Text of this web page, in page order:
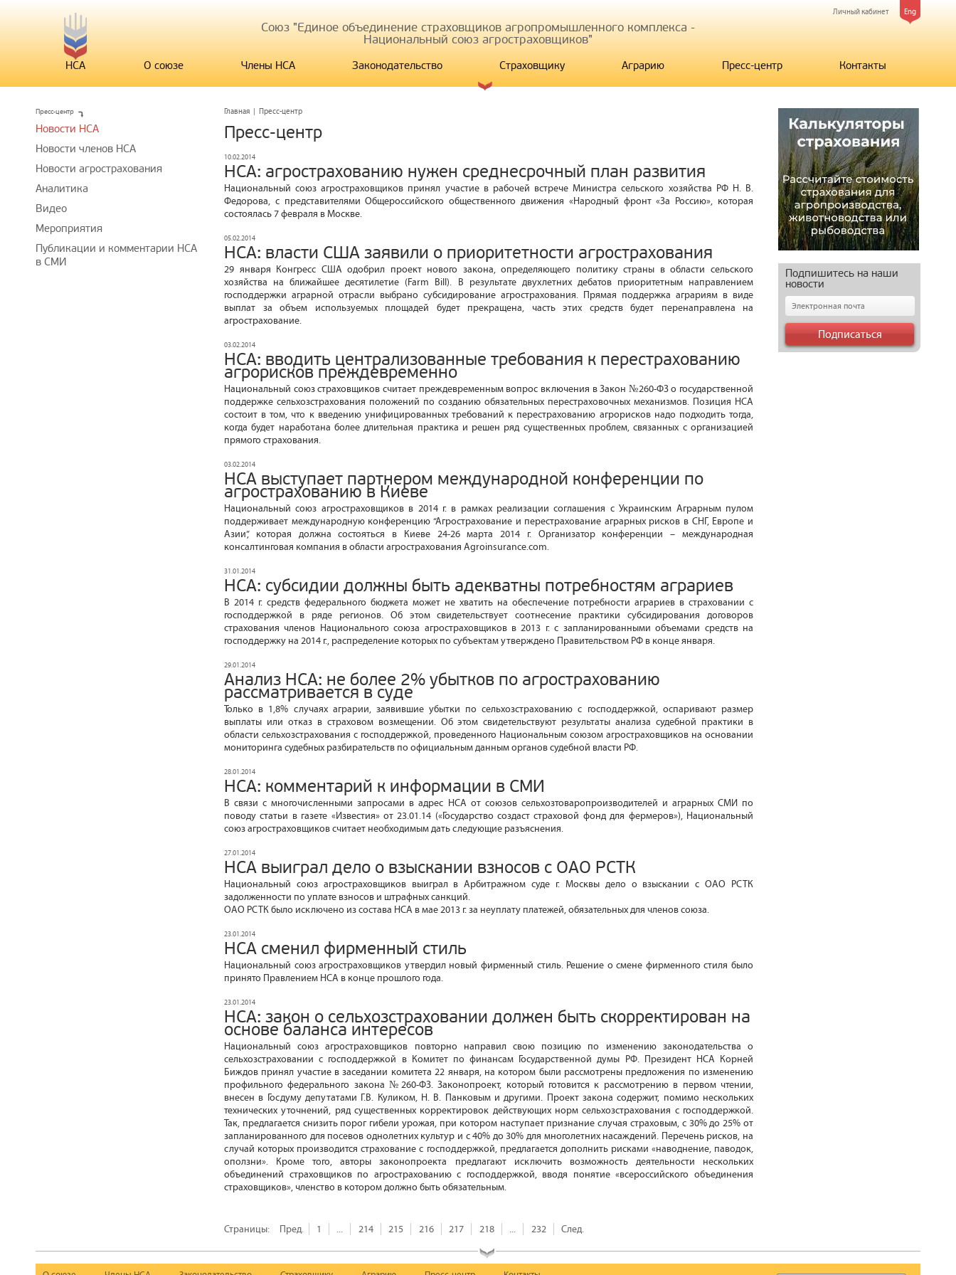
Eng
Личный кабинет
Союз "Единое объединение страховщиков агропромышленного комплекса -
Национальный союз агростраховщиков"
НСА О союзе Члены НСА Законодательство Страховщику Аграрию Пресс-центр Контакты
Главная | Пресс-центр
Пресс-центр
10.02.2014
НСА: агрострахованию нужен среднесрочный план развития
Национальный союз агростраховщиков принял участие в рабочей встрече Министра сельского хозяйства РФ Н. В.
Федорова, с представителями Общероссийского общественного движения «Народный фронт «За Россию», которая
состоялась 7 февраля в Москве.
05.02.2014
НСА: власти США заявили о приоритетности агрострахования
29 января Конгресс США одобрил проект нового закона, определяющего политику страны в области сельского
хозяйства на ближайшее десятилетие (Farm Bill). В результате двухлетних дебатов приоритетным направлением
господдержки аграрной отрасли выбрано субсидирование агрострахования. Прямая поддержка аграриям в виде
выплат за объем используемых площадей будет прекращена, часть этих средств будет перенаправлена на
агрострахование.
03.02.2014
НСА: вводить централизованные требования к перестрахованию
агрорисков преждевременно
Национальный союз страховщиков считает преждевременным вопрос включения в Закон №260-ФЗ о государственной
поддержке сельхозстрахования положений по созданию обязательных перестраховочных механизмов. Позиция НСА
состоит в том, что к введению унифицированных требований к перестрахованию агрорисков надо подходить тогда,
когда будет наработана более длительная практика и решен ряд существенных проблем, связанных с организацией
прямого страхования.
03.02.2014
НСА выступает партнером международной конференции по
агрострахованию в Киеве
Национальный союз агростраховщиков в 2014 г. в рамках реализации соглашения с Украинским Аграрным пулом
поддерживает международную конференцию “Агрострахование и перестрахование аграрных рисков в СНГ, Европе и
Азии”, которая должна состояться в Киеве 24-26 марта 2014 г. Организатор конференции – международная
консалтинговая компания в области агрострахования Agroinsurance.com.
31.01.2014
НСА: субсидии должны быть адекватны потребностям аграриев
В 2014 г. средств федерального бюджета может не хватить на обеспечение потребности аграриев в страховании с
господдержкой в ряде регионов. Об этом свидетельствует соотнесение практики субсидирования договоров
страхования членов Национального союза агростраховщиков в 2013 г. с запланированными объемами средств на
господдержку на 2014 г., распределение которых по субъектам утверждено Правительством РФ в конце января.
29.01.2014
Анализ НСА: не более 2% убытков по агрострахованию
рассматривается в суде
Только в 1,8% случаях аграрии, заявившие убытки по сельхозстрахованию с господдержкой, оспаривают размер
выплаты или отказ в страховом возмещении. Об этом свидетельствуют результаты анализа судебной практики в
области сельхозстрахования с господдержкой, проведенного Национальным союзом агростраховщиков на основании
мониторинга судебных разбирательств по официальным данным органов судебной власти РФ.
28.01.2014
НСА: комментарий к информации в СМИ
В связи с многочисленными запросами в адрес НСА от союзов сельхозтоваропроизводителей и аграрных СМИ по
поводу статьи в газете «Известия» от 23.01.14 («Государство создаст страховой фонд для фермеров»), Национальный
союз агростраховщиков считает необходимым дать следующие разъяснения.
27.01.2014
НСА выиграл дело о взыскании взносов с ОАО РСТК
Национальный союз агростраховщиков выиграл в Арбитражном суде г. Москвы дело о взыскании с ОАО РСТК
задолженности по уплате взносов и штрафных санкций.
ОАО РСТК было исключено из состава НСА в мае 2013 г. за неуплату платежей, обязательных для членов союза.
23.01.2014
НСА сменил фирменный стиль
Национальный союз агростраховщиков утвердил новый фирменный стиль. Решение о смене фирменного стиля было
принято Правлением НСА в конце прошлого года.
23.01.2014
НСА: закон о сельхозстраховании должен быть скорректирован на
основе баланса интересов
Национальный союз агростраховщиков повторно направил свою позицию по изменению законодательства о
сельхозстраховании с господдержкой в Комитет по финансам Государственной думы РФ. Президент НСА Корней
Биждов принял участие в заседании комитета 22 января, на котором были рассмотрены предложения по изменению
профильного федерального закона №260-ФЗ. Законопроект, который готовится к рассмотрению в первом чтении,
внесен в Госдуму депутатами Г.В. Куликом, Н. В. Панковым и другими. Проект закона содержит, помимо нескольких
технических уточнений, ряд существенных корректировок действующих норм сельхозстрахования с господдержкой.
Так, предлагается снизить порог гибели урожая, при котором наступает признание случая страховым, с 30% до 25% от
запланированного для посевов однолетних культур и с 40% до 30% для многолетних насаждений. Перечень рисков, на
случай которых производится страхование с господдержкой, предлагается дополнить рисками «наводнение, паводок,
оползни». Кроме того, авторы законопроекта предлагают исключить возможность деятельности нескольких
объединений страховщиков по агрострахованию с господдержкой, вводя понятие «всероссийского объединения
страховщиков», членство в котором должно быть обязательным.
Страницы: Пред. 1 ... 214 215 216 217 218 ... 232 След.
Пресс-центр
Новости НСА
Новости членов НСА
Новости агрострахования
Аналитика
Видео
Мероприятия
Публикации и комментарии НСА
в СМИ
Подпишитесь на наши
новости